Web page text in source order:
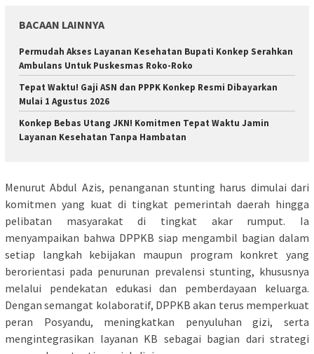
BACAAN LAINNYA
Permudah Akses Layanan Kesehatan Bupati Konkep Serahkan
Ambulans Untuk Puskesmas Roko-Roko
Tepat Waktu! Gaji ASN dan PPPK Konkep Resmi Dibayarkan
Mulai 1 Agustus 2026
Konkep Bebas Utang JKN! Komitmen Tepat Waktu Jamin
Layanan Kesehatan Tanpa Hambatan
Menurut Abdul Azis, penanganan stunting harus dimulai dari
komitmen yang kuat di tingkat pemerintah daerah hingga
pelibatan masyarakat di tingkat akar rumput. Ia
menyampaikan bahwa DPPKB siap mengambil bagian dalam
setiap langkah kebijakan maupun program konkret yang
berorientasi pada penurunan prevalensi stunting, khususnya
melalui pendekatan edukasi dan pemberdayaan keluarga.
Dengan semangat kolaboratif, DPPKB akan terus memperkuat
peran Posyandu, meningkatkan penyuluhan gizi, serta
mengintegrasikan layanan KB sebagai bagian dari strategi